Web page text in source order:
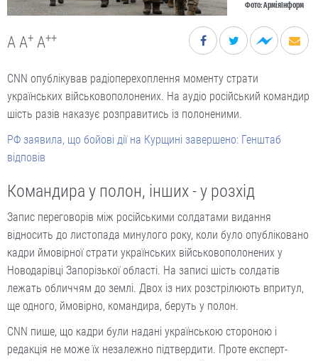
Фото: АрміяІнформ
A A+ A++
CNN опублікував радіоперехоплення моменту страти
українських військовополонених. На аудіо російський командир
шість разів наказує розправитись із полоненими.
РФ заявила, що бойові дії на Курщині завершено: Генштаб
відповів
Командира у полон, інших - у розхід
Запис переговорів між російськими солдатами видання
відносить до листопада минулого року, коли було опубліковано
кадри ймовірної страти українських військовополонених у
Новодарівці Запорізької області. На записі шість солдатів
лежать обличчям до землі. Двох із них розстрілюють впритул,
ще одного, ймовірно, командира, беруть у полон.
CNN пише, що кадри були надані українською стороною і
редакція не може їх незалежно підтвердити. Проте експерт-